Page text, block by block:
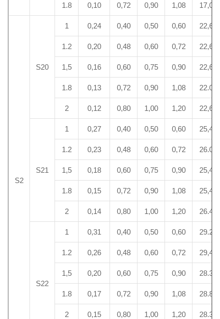
1.8 0,10 0,72 0,90 1,08 17,0
S2
S20
1 0,24 0,40 0,50 0,60 22,6
1.2 0,20 0,48 0,60 0,72 22,6
1,5 0,16 0,60 0,75 0,90 22,6
1.8 0,13 0,72 0,90 1,08 22.0
2 0,12 0,80 1,00 1,20 22,6
S21
1 0,27 0,40 0,50 0,60 25,4
1.2 0,23 0,48 0,60 0,72 26.0
1,5 0,18 0,60 0,75 0,90 25,4
1.8 0,15 0,72 0,90 1,08 25,4
2 0,14 0,80 1,00 1,20 26.4
S22
1 0,31 0,40 0,50 0,60 29.2
1.2 0,26 0,48 0,60 0,72 29,4
1,5 0,20 0,60 0,75 0,90 28.3
1.8 0,17 0,72 0,90 1,08 28.8
2 0,15 0,80 1,00 1,20 28.3